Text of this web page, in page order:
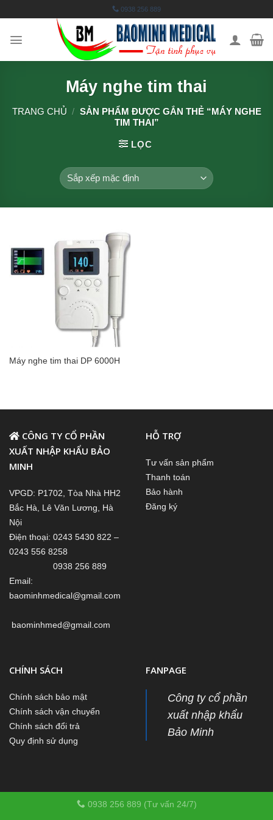
to
content
0938 256 889
Máy nghe tim thai
TRANG CHỦ / SẢN PHẨM ĐƯỢC GẮN THẺ “MÁY NGHE
TIM THAI”
LỌC
Máy nghe tim thai DP 6000H
CÔNG TY CỔ PHẦN
XUẤT NHẬP KHẨU BẢO
MINH
VPGD: P1702, Tòa Nhà HH2
Bắc Hà, Lê Văn Lương, Hà
Nội
Điện thoại: 0243 5430 822 –
0243 556 8258
0938 256 889
Email:
baominhmedical@gmail.com
baominhmed@gmail.com
HỖ TRỢ
Tư vấn sản phẩm
Thanh toán
Bảo hành
Đăng ký
CHÍNH SÁCH
Chính sách bảo mật
Chính sách vận chuyển
Chính sách đổi trả
Quy định sử dụng
FANPAGE
Công ty cổ phần
xuất nhập khẩu
Bảo Minh
0938 256 889 (Tư vấn 24/7)